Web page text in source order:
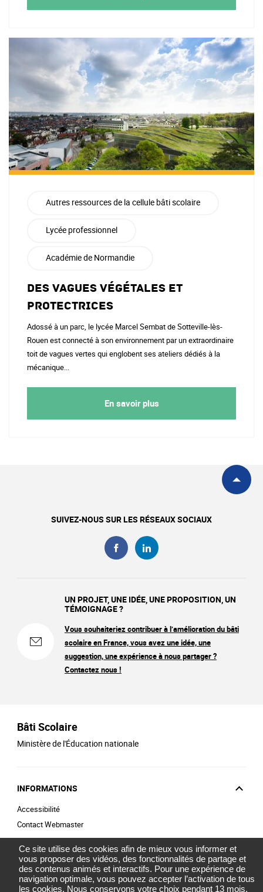
Autres ressources de la cellule bâti scolaire
Lycée professionnel
Académie de Normandie
Des vagues végétales et
protectrices
Adossé à un parc, le lycée Marcel Sembat de Sotteville-lès-
Rouen est connecté à son environnement par un extraordinaire
toit de vagues vertes qui englobent ses ateliers dédiés à la
mécanique...
En savoir plus
SUIVEZ-NOUS SUR LES RÉSEAUX SOCIAUX
UN PROJET, UNE IDÉE, UNE PROPOSITION, UN
TÉMOIGNAGE ?
Vous souhaiteriez contribuer à l’amélioration du bâti
scolaire en France, vous avez une idée, une
suggestion, une expérience à nous partager ?
Contactez nous !
Bâti Scolaire
Ministère de l'Éducation nationale
INFORMATIONS
Accessibilité
Contact Webmaster
SITES GOUVERNEMENT
Ce site utilise des cookies afin de mieux vous informer et
vous proposer des vidéos, des fonctionnalités de partage et
des contenus animés et interactifs. Pour une expérience de
navigation optimale, vous pouvez accepter l’activation de tous
les cookies. Nous conservons votre choix pendant 13 mois.